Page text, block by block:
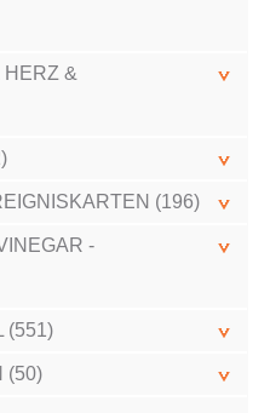
&
(196)
-
(551)
(50)